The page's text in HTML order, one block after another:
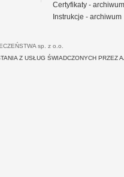
Certyfikaty - archiwum
Instrukcje - archiwum
sp. z o.o.
Z USŁUG ŚWIADCZONYCH PRZEZ